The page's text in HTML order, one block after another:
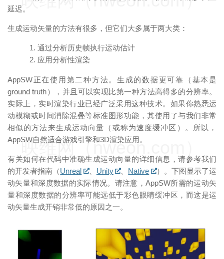
延迟。
生成运动矢量的方法有很多，但它们大多属于两大类：
通过分析历史帧执行运动估计
应用分析性渲染
AppSW正在使用第二种方法。生成的数据更可靠（基本是
ground truth），并且可以实现比第一种方法高得多的分辨率。
实际上，实时渲染行业已经广泛采用这种技术。如果你熟悉运
动模糊或时间消除混叠等标准图形功能，其使用了与我们非常
相似的方法来生成运动向量（或称为速度缓冲区）。所以，
AppSW自然适合游戏引擎和3D渲染应用。
有关如何在代码中准确生成运动向量的详细信息，请参考我们
的开发者指南（Unreal 、 Unity 、 Native
）。下图显示了运
动矢量和深度数据的实际情况。请注意，AppSW所需的运动矢
量和深度数据的分辨率可能远低于彩色眼睛缓冲区，而这是运
动矢量生成开销非常低的原因之一。
映维网（nweon.com）